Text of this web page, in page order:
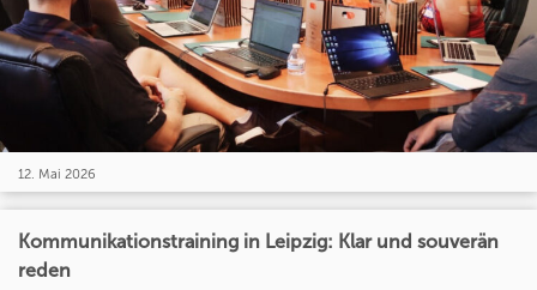
12. Mai 2026
Kommunikationstraining in Leipzig: Klar und souverän
reden